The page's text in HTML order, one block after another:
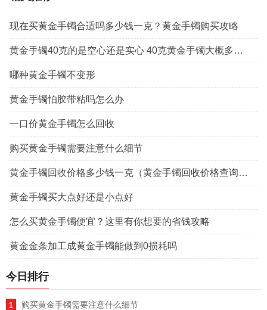
现在买黄金手镯合适吗多少钱一克？黄金手镯购买攻略
黄金手镯40克的是空心还是实心 40克黄金手镯大概多少钱
哪种黄金手镯不变形
黄金手镯怕胶带粘吗怎么办
一口价黄金手镯怎么回收
购买黄金手镯需要注意什么细节
黄金手镯回收价格多少钱一克（黄金手镯回收价格查询今日）
黄金手镯买大点好还是小点好
怎么买黄金手镯便宜？这里有你想要的省钱攻略
黄金金条加工成黄金手镯能做到0损耗吗
今日排行
购买黄金手镯需要注意什么细节